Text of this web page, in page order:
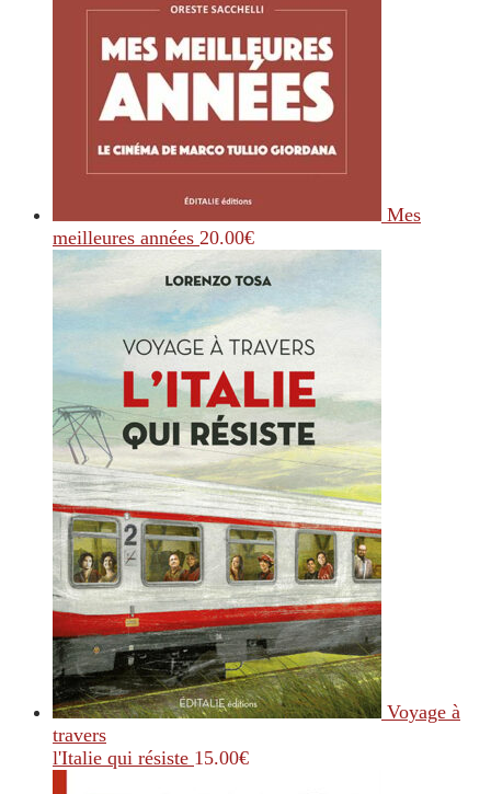
Mes
meilleures années 20.00€
Voyage à
travers
l'Italie qui résiste 15.00€